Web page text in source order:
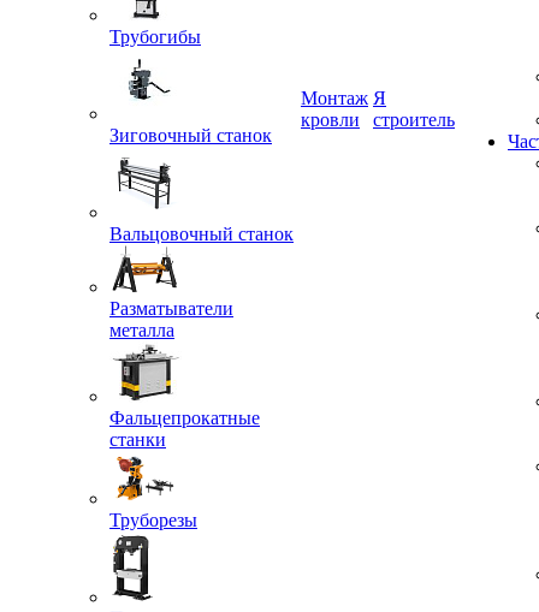
Трубогибы
Зиговочный станок
Вальцовочный станок
Разматыватели
металла
Фальцепрокатные
станки
Труборезы
Монтаж
Я